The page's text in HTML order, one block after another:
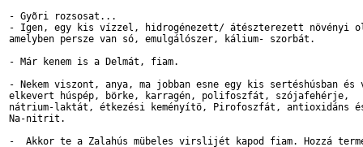
- Gyõri rozsosat...
- Igen, egy kis vízzel, hidrogénezett/ átészterezett növényi
amelyben persze van só, emulgálószer, kálium- szorbát.
- Már kenem is a Delmát, fiam.
- Nekem viszont, anya, ma jobban esne egy kis sertéshúsban és
elkevert húspép, börke, karragén, polifoszfát, szójafehérje,
nátrium-laktát, étkezési keményítö, Pirofoszfát, antioxidáns
Na-nitrit.
-  Akkor te a Zalahús mübeles virslijét kapod fiam. Hozzá